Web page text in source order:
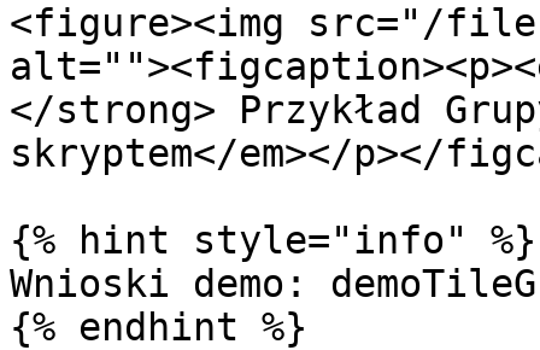
<figure><img src="/files/
</strong> Przykład
skryptem</em></p></
{% hint style="info" %}
Wnioski demo:
{% endhint %}